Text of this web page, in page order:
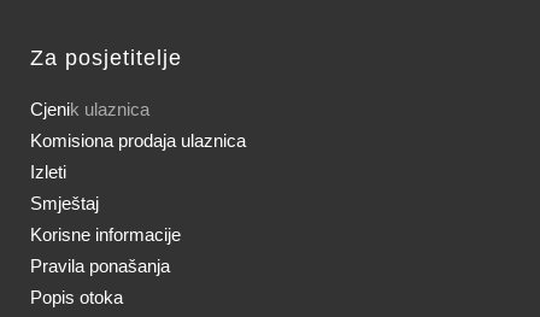
Za posjetitelje
Cjenik ulaznica
Komisiona prodaja ulaznica
Izleti
Smještaj
Korisne informacije
Pravila ponašanja
Popis otoka